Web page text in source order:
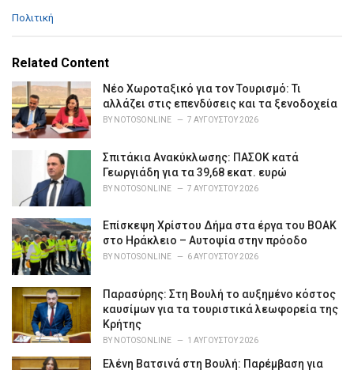
C
e
o
r
i
e
Πολιτική
Related Content
Νέο Χωροταξικό για τον Τουρισμό: Τι
αλλάζει στις επενδύσεις και τα ξενοδοχεία
BY NOTOSONLINE 7 ΑΥΓΟΎΣΤΟΥ 2026
Σπιτάκια Ανακύκλωσης: ΠΑΣΟΚ κατά
Γεωργιάδη για τα 39,68 εκατ. ευρώ
BY NOTOSONLINE 7 ΑΥΓΟΎΣΤΟΥ 2026
Επίσκεψη Χρίστου Δήμα στα έργα του ΒΟΑΚ
στο Ηράκλειο – Αυτοψία στην πρόοδο
BY NOTOSONLINE 6 ΑΥΓΟΎΣΤΟΥ 2026
Παρασύρης: Στη Βουλή το αυξημένο κόστος
καυσίμων για τα τουριστικά λεωφορεία της
Κρήτης
BY NOTOSONLINE 1 ΑΥΓΟΎΣΤΟΥ 2026
Ελένη Βατσινά στη Βουλή: Παρέμβαση για